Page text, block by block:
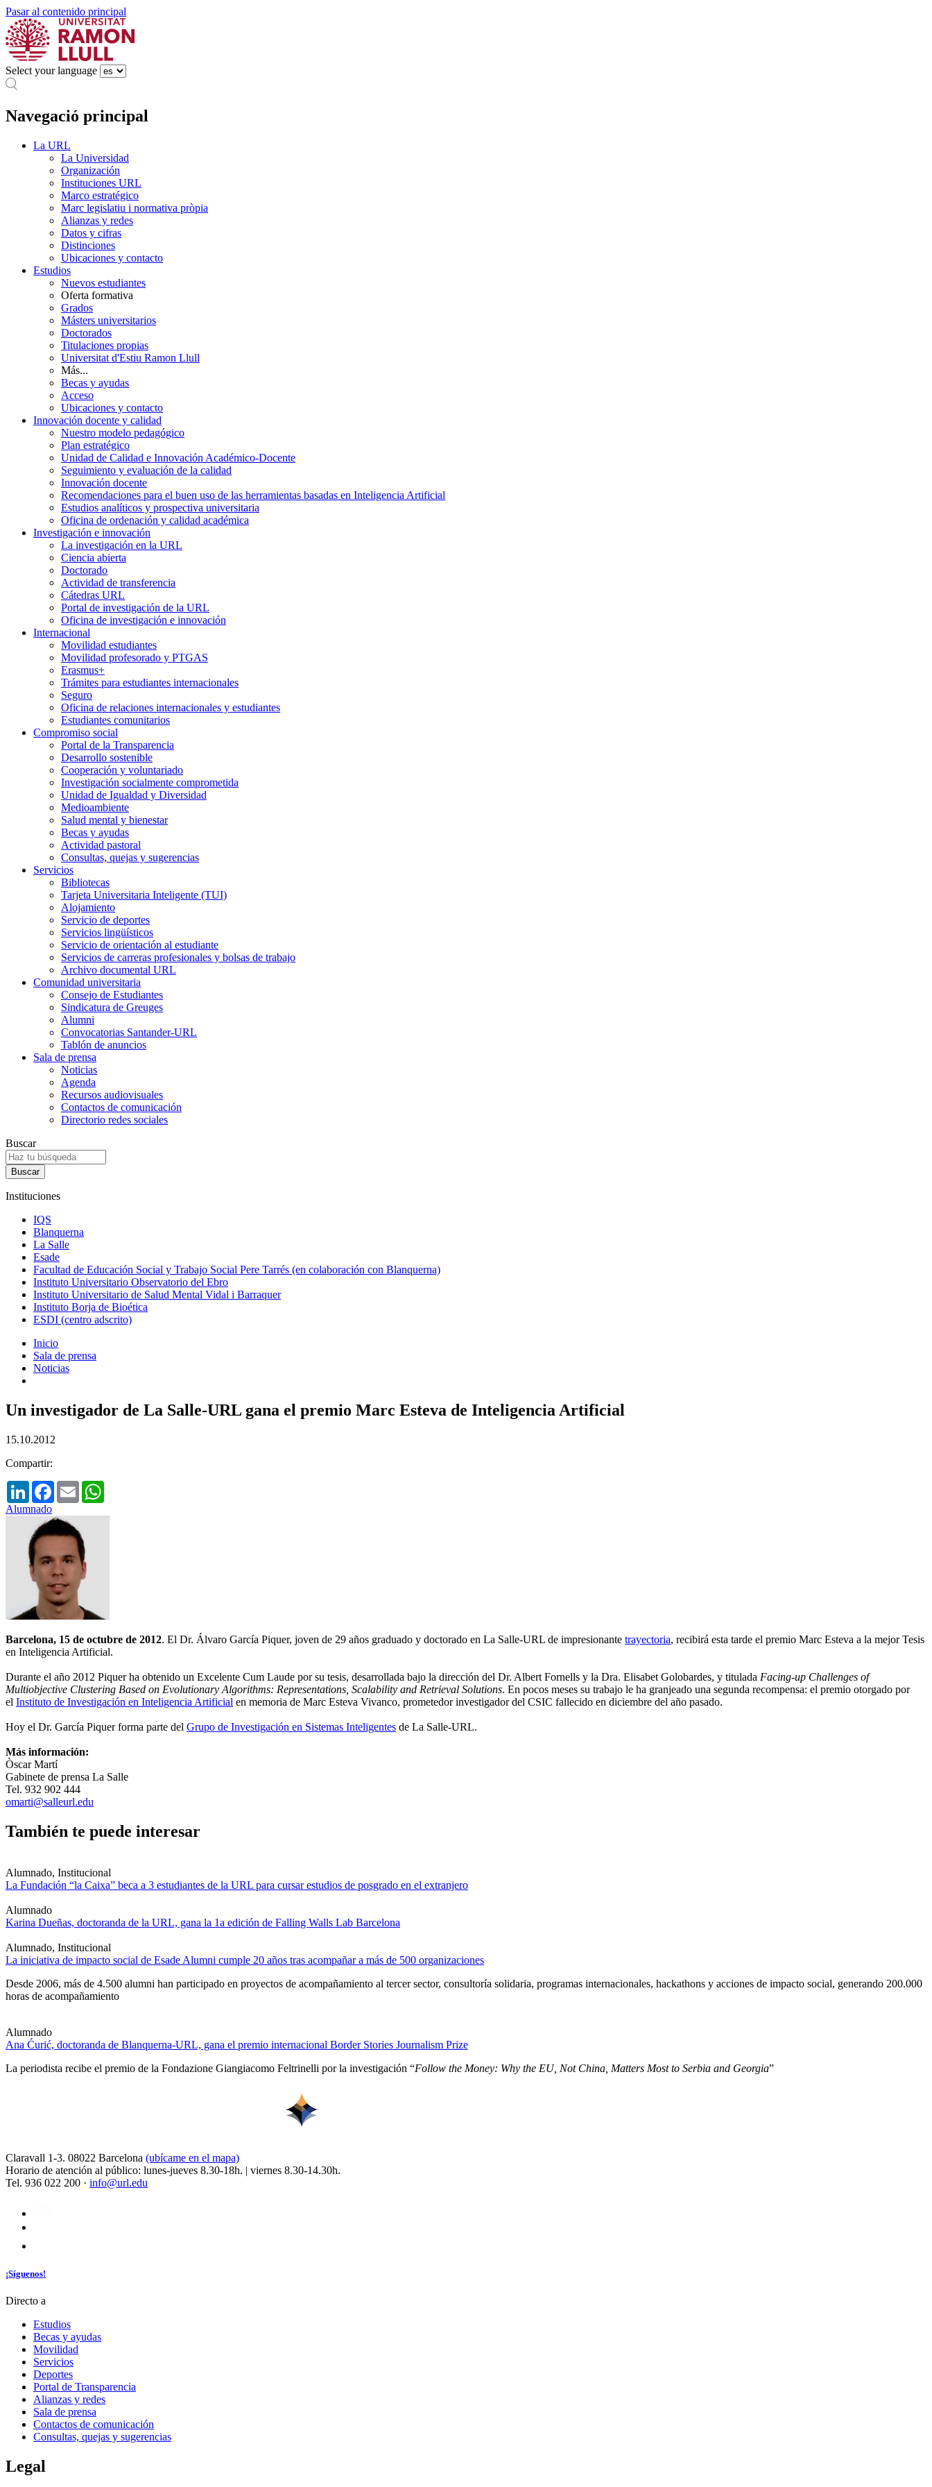
Pasar al contenido principal
Select your language
Navegació principal
La URL
La Universidad
Organización
Instituciones URL
Marco estratégico
Marc legislatiu i normativa pròpia
Alianzas y redes
Datos y cifras
Distinciones
Ubicaciones y contacto
Estudios
Nuevos estudiantes
Oferta formativa
Grados
Másters universitarios
Doctorados
Titulaciones propias
Universitat d'Estiu Ramon Llull
Más...
Becas y ayudas
Acceso
Ubicaciones y contacto
Innovación docente y calidad
Nuestro modelo pedagógico
Plan estratégico
Unidad de Calidad e Innovación Académico-Docente
Seguimiento y evaluación de la calidad
Innovación docente
Recomendaciones para el buen uso de las herramientas basadas en Inteligencia Artificial
Estudios analíticos y prospectiva universitaria
Oficina de ordenación y calidad académica
Investigación e innovación
La investigación en la URL
Ciencia abierta
Doctorado
Actividad de transferencia
Cátedras URL
Portal de investigación de la URL
Oficina de investigación e innovación
Internacional
Movilidad estudiantes
Movilidad profesorado y PTGAS
Erasmus+
Trámites para estudiantes internacionales
Seguro
Oficina de relaciones internacionales y estudiantes
Estudiantes comunitarios
Compromiso social
Portal de la Transparencia
Desarrollo sostenible
Cooperación y voluntariado
Investigación socialmente comprometida
Unidad de Igualdad y Diversidad
Medioambiente
Salud mental y bienestar
Becas y ayudas
Actividad pastoral
Consultas, quejas y sugerencias
Servicios
Bibliotecas
Tarjeta Universitaria Inteligente (TUI)
Alojamiento
Servicio de deportes
Servicios lingüísticos
Servicio de orientación al estudiante
Servicios de carreras profesionales y bolsas de trabajo
Archivo documental URL
Comunidad universitaria
Consejo de Estudiantes
Sindicatura de Greuges
Alumni
Convocatorias Santander-URL
Tablón de anuncios
Sala de prensa
Noticias
Agenda
Recursos audiovisuales
Contactos de comunicación
Directorio redes sociales
Buscar
Instituciones
IQS
Blanquerna
La Salle
Esade
Facultad de Educación Social y Trabajo Social Pere Tarrés (en colaboración con Blanquerna)
Instituto Universitario Observatorio del Ebro
Instituto Universitario de Salud Mental Vidal i Barraquer
Instituto Borja de Bioética
ESDI (centro adscrito)
Inicio
Sala de prensa
Noticias
Un investigador de La Salle-URL gana el premio Marc Esteva de Inteligencia Artificial
15.10.2012
Compartir:
LinkedInFacebook
Email
Alumnado
Barcelona, 15 de octubre de 2012. El Dr. Álvaro García Piquer, joven de 29 años graduado y doctorado en La Salle-URL de impresionante trayectoria, recibirá esta tarde el premio Marc Esteva a la mejor Tesis
en Inteligencia Artificial.
Durante el año 2012 Piquer ha obtenido un Excelente Cum Laude por su tesis, desarrollada bajo la dirección del Dr. Albert Fornells y la Dra. Elisabet Golobardes, y titulada Facing-up Challenges of
Multiobjective Clustering Based on Evolutionary Algorithms: Representations, Scalability and Retrieval Solutions. En pocos meses su trabajo le ha granjeado una segunda recompensa: el premio otorgado por
el Instituto de Investigación en Inteligencia Artificial en memoria de Marc Esteva Vivanco, prometedor investigador del CSIC fallecido en diciembre del año pasado.
Hoy el Dr. García Piquer forma parte del Grupo de Investigación en Sistemas Inteligentes de La Salle-URL.
Más información:
Òscar Martí
Gabinete de prensa La Salle
Tel. 932 902 444
omarti@salleurl.edu
También te puede interesar
Alumnado, Institucional
La Fundación “la Caixa” beca a 3 estudiantes de la URL para cursar estudios de posgrado en el extranjero
Alumnado
Karina Dueñas, doctoranda de la URL, gana la 1a edición de Falling Walls Lab Barcelona
Alumnado, Institucional
La iniciativa de impacto social de Esade Alumni cumple 20 años tras acompañar a más de 500 organizaciones
Desde 2006, más de 4.500 alumni han participado en proyectos de acompañamiento al tercer sector, consultoría solidaria, programas internacionales, hackathons y acciones de impacto social, generando 200.000
horas de acompañamiento
Alumnado
Ana Ćurić, doctoranda de Blanquerna-URL, gana el premio internacional Border Stories Journalism Prize
La periodista recibe el premio de la Fondazione Giangiacomo Feltrinelli por la investigación “Follow the Money: Why the EU, Not China, Matters Most to Serbia and Georgia”
Claravall 1-3. 08022 Barcelona (ubícame en el mapa)
Horario de atención al público: lunes-jueves 8.30-18h. | viernes 8.30-14.30h.
Tel. 936 022 200 · info@url.edu
¡Síguenos!
Directo a
Estudios
Becas y ayudas
Movilidad
Servicios
Deportes
Portal de Transparencia
Alianzas y redes
Sala de prensa
Contactos de comunicación
Consultas, quejas y sugerencias
Legal